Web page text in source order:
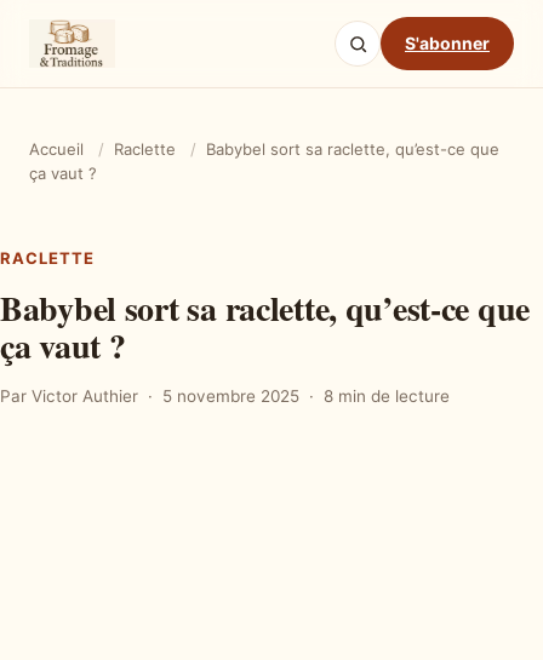
S'abonner
Accueil / Raclette /
Babybel sort sa raclette, qu’est-ce que
ça vaut ?
RACLETTE
Babybel sort sa raclette, qu’est-ce que
ça vaut ?
Par Victor Authier 5 novembre 2025 8 min de lecture